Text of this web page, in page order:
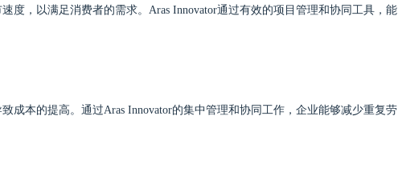
度，以满足消费者的需求。Aras Innovator通过有效的项目管理和协同工具，能
成本的提高。通过Aras Innovator的集中管理和协同工作，企业能够减少重复劳